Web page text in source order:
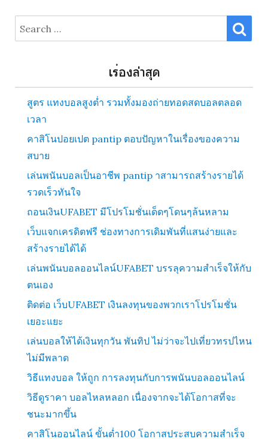
Search
for:
เรื่องล่าสุด
สูตร แทงบอลสูงต่ำ รวมทั้งมองถ่ายทอดสดบอลตลอด
เวลา
คาสิโนปอยเปต pantip ตอบปัญหาในเรื่องของความ
สบาย
เล่นพนันบอลเป็นอาชีพ pantip าสามารถสร้างรายได้
รวดเร็วทันใจ
ถอนเงินUFABET มีโปรโมชั่นเด็ดๆโดนๆล้นหลาม
เว็บแจกเครดิตฟรี ช่องทางการเดิมพันที่แสนง่ายและ
สร้างรายได้ได้
เล่นพนันบอลออนไลน์UFABET บรรลุความสำเร็จให้กับ
ตนเอง
ติดต่อ เว็บUFABET เงินลงทุนของพวกเราโปรโมชั่น
เยอะแยะ
เล่นบอลให้ได้เงินทุกวัน พันทิป ไม่ว่าจะไปเที่ยวทรปไหน
ไม่มีพลาด
วิธีแทงบอล ให้ถูก การลงทุนกับการพนันบอลออนไลน์
วิธีดูราคา บอลไหลหลอก เนื่องจากจะได้โอกาสที่จะ
ชนะมากขึ้น
คาสิโนออนไลน์ ขั้นต่ำ100 โอกาสประสบความสำเร็จ